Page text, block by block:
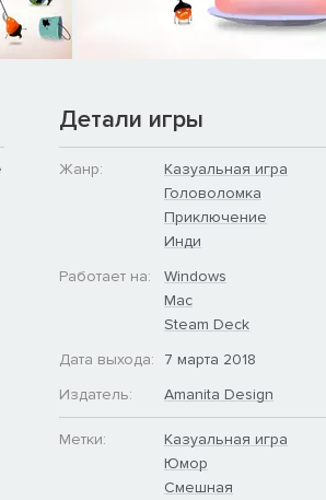
Детали игры
Жанр:
Казуальная игра
Головоломка
Приключение
Инди
Работает на:
Windows
Mac
Steam Deck
Дата выхода:
7 марта 2018
Издатель:
Amanita Design
Метки:
Казуальная игра
Юмор
Смешная